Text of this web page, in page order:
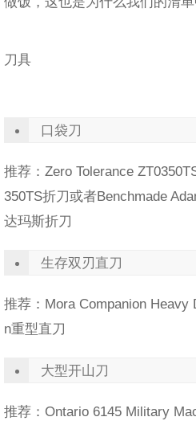
刀具
口袋刀
推荐：Zero Tolerance
350TS折刀或者Benchmade
达玛斯折刀
生存双刃直刀
推荐：Mora Companion Heavy
n重型直刀
大型开山刀
推荐：Ontario 6145 Military